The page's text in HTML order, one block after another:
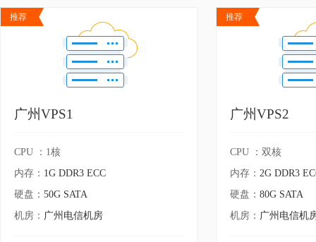
推荐
广州VPS1
CPU ：1核
内存： 1G DDR3 ECC
硬盘： 50G SATA
机房： 广州电信机房
推荐
广州VPS2
CPU ：双核
内存： 2G DDR3
硬盘： 80G SATA
机房： 广州电信机